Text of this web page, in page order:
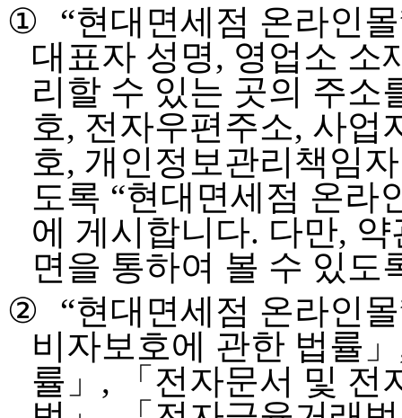
①
“현대면세점 온라인몰
대표자 성명, 영업소 소
리할 수 있는 곳의 주소
호, 전자우편주소, 사업
호, 개인정보관리책임
도록 “현대면세점 온라
에 게시합니다. 다만, 약
면을 통하여 볼 수 있도
②
“현대면세점 온라인몰
비자보호에 관한 법률」
률」 ,
「전자문서 및